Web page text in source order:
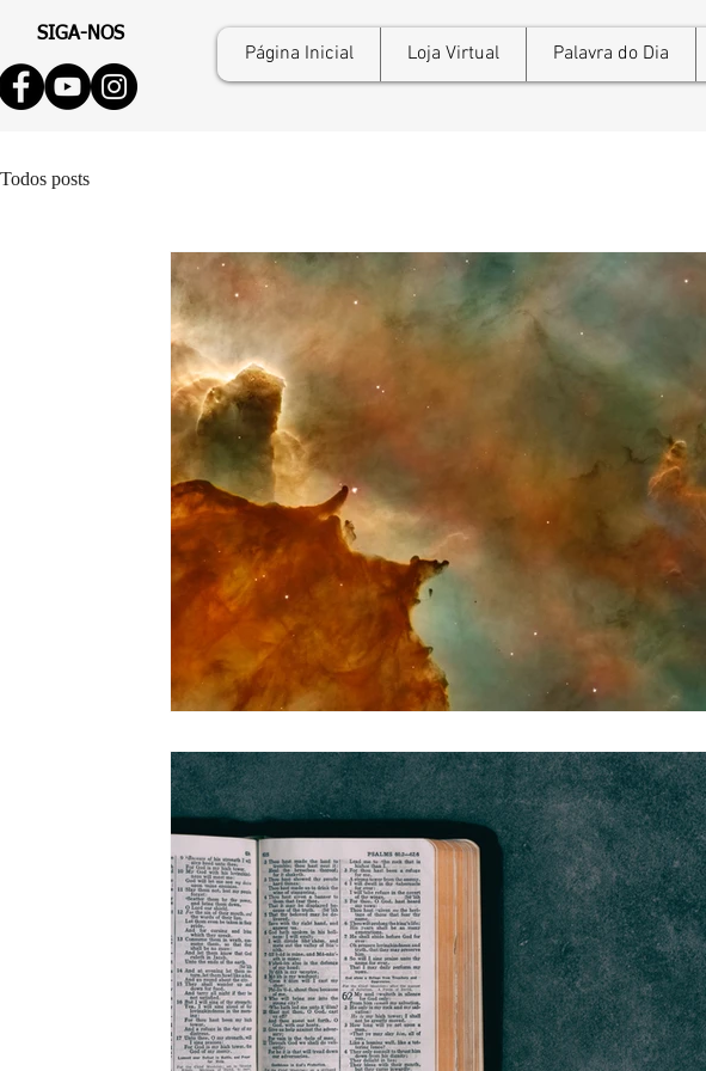
SIGA-NOS
Página Inicial Loja Virtual Palavra do Dia
Todos posts